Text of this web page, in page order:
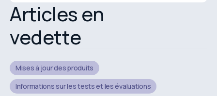
Articles en
vedette
Mises à jour des produits
Informations sur les tests et les évaluations